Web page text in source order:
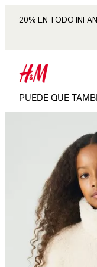
20% EN TODO
PUEDE QUE